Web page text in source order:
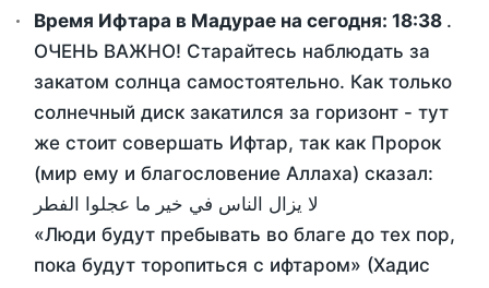
Время Ифтара в Мадурае на сегодня: 18:38 .
ОЧЕНЬ ВАЖНО! Старайтесь наблюдать за
закатом солнца самостоятельно. Как только
солнечный диск закатился за горизонт - тут
же стоит совершать Ифтар, так как Пророк
(мир ему и благословение Аллаха) сказал:
لا يزال الناس في خير ما عجلوا الفطر
«Люди будут пребывать во благе до тех пор,
пока будут торопиться с ифтаром» (Хадис